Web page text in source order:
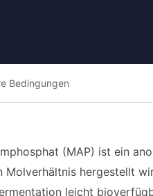
Bedingungen
(MAP) ist ein
Molverhältnis hergestellt
leicht